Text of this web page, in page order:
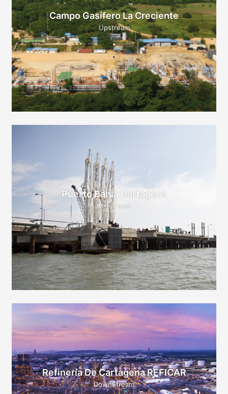
Campo Gasífero La Creciente
Upstream
Puerto Bahia Cartagena
Midstream
Refinería De Cartagena REFICAR
DownStream